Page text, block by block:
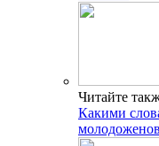
Читайте
Какими